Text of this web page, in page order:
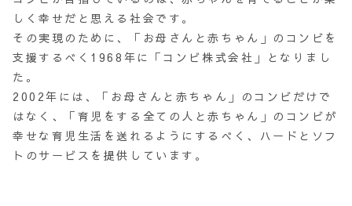
しく幸せだと思える社会です。
その実現のために、「お母さんと赤ちゃん」のコンビを
支援するべく1968年に「コンビ株式会社」となりまし
た。
2002年には、「お母さんと赤ちゃん」のコンビだけで
はなく、「育児をする全ての人と赤ちゃん」のコンビが
幸せな育児生活を送れるようにするべく、ハードとソフ
トのサービスを提供しています。